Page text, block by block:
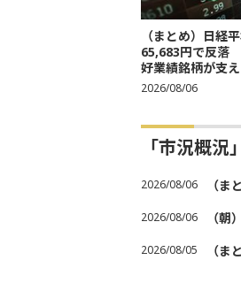
（まとめ）日経
65,683円で反落
好業績銘柄が支え
2026/08/06
「市況概
2026/08/06 （
2026/08/06 （
2026/08/05 （